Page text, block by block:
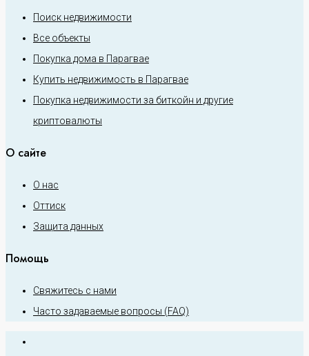
Поиск недвижимости
Все объекты
Покупка дома в Парагвае
Купить недвижимость в Парагвае
Покупка недвижимости за биткойн и другие
криптовалюты
О сайте
О нас
Оттиск
Защита данных
Помощь
Свяжитесь с нами
Часто задаваемые вопросы (FAQ)